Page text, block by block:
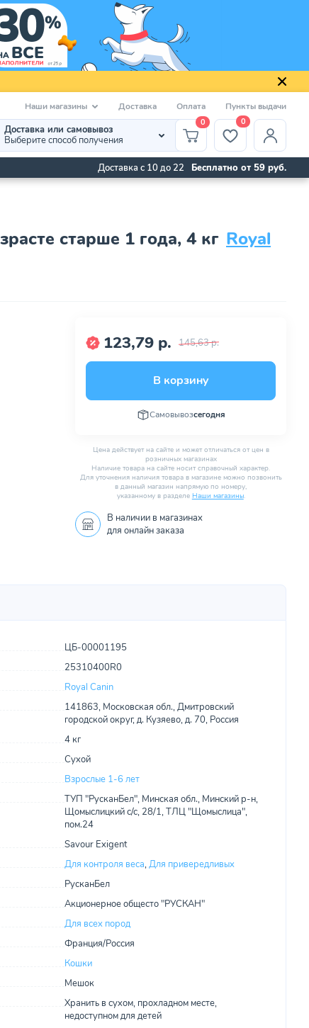
Наши магазины Доставка Оплата Пункты выдачи
Доставка или самовывоз
Выберите способ получения
0 0
Доставка с 10 до 22 Бесплатно от 59 руб.
старше 1 года, 4 кг Royal
123,79 р. 145,63 р.
В корзину
Самовывозсегодня
Цена действует на сайте и может отличаться от цен в
розничных магазинах
Наличие товара на сайте носит справочный характер.
Для уточнения наличия товара в магазине можно позвонить
в данный магазин напрямую по номеру,
указанному в разделе Наши магазины.
В наличии в магазинах
для онлайн заказа
ЦБ-00001195
25310400R0
Royal Canin
141863, Московская обл., Дмитровский
городской округ, д. Кузяево, д. 70, Россия
4 кг
Сухой
Взрослые 1-6 лет
ТУП "РусканБел", Минская обл., Минский р-н,
Щомыслицкий с/с, 28/1, ТЛЦ "Щомыслица",
пом.24
Savour Exigent
Для контроля веса,Для привередливых
РусканБел
Акционерное общесто "РУСКАН"
Для всех пород
Франция/Россия
Кошки
Мешок
Хранить в сухом, прохладном месте,
недоступном для детей